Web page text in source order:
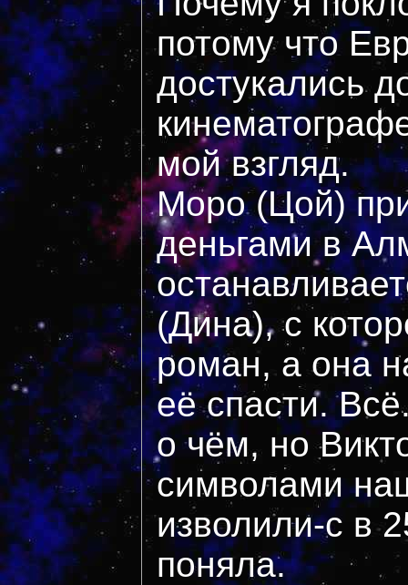
потому что
достукались
мой взгляд.
Моро (Цой)
деньгами в
(Дина), с
роман, а она
её спасти.
о чём, но
символами
изволили-с в
поняла.